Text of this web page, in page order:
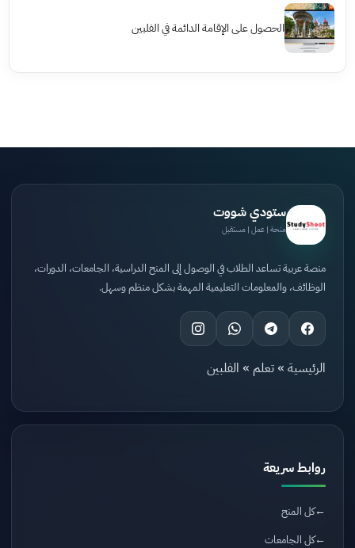
الحصول على الإقامة الدائمة في الفلبين
ستودي شووت
منحة | عمل | مستقبل
منصة عربية تساعد الطلاب في الوصول إلى المنح الدراسية، الجامعات، الدورات،
الوظائف، والمعلومات التعليمية المهمة بشكل منظم وسهل.
الرئيسية » تعلم » الفلبين
روابط سريعة
كل المنح
كل الجامعات